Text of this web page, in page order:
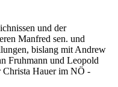
und der
Manfred sen. und
bislang mit Andrew
Fruhmann und Leopold
Christa Hauer im NÖ -